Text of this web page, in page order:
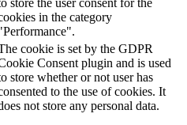
store the user consent for the
in the category
cookie is set by the GDPR
Consent plugin and is used
store whether or not user has
to the use of cookies. It
not store any personal data.